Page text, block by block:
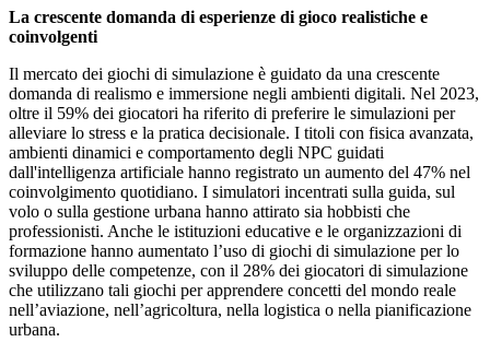
La crescente domanda di esperienze di gioco realistiche e
coinvolgenti
Il mercato dei giochi di simulazione è guidato da una crescente
domanda di realismo e immersione negli ambienti digitali. Nel 2023,
oltre il 59% dei giocatori ha riferito di preferire le simulazioni per
alleviare lo stress e la pratica decisionale. I titoli con fisica avanzata,
ambienti dinamici e comportamento degli NPC guidati
dall'intelligenza artificiale hanno registrato un aumento del 47% nel
coinvolgimento quotidiano. I simulatori incentrati sulla guida, sul
volo o sulla gestione urbana hanno attirato sia hobbisti che
professionisti. Anche le istituzioni educative e le organizzazioni di
formazione hanno aumentato l’uso di giochi di simulazione per lo
sviluppo delle competenze, con il 28% dei giocatori di simulazione
che utilizzano tali giochi per apprendere concetti del mondo reale
nell’aviazione, nell’agricoltura, nella logistica o nella pianificazione
urbana.